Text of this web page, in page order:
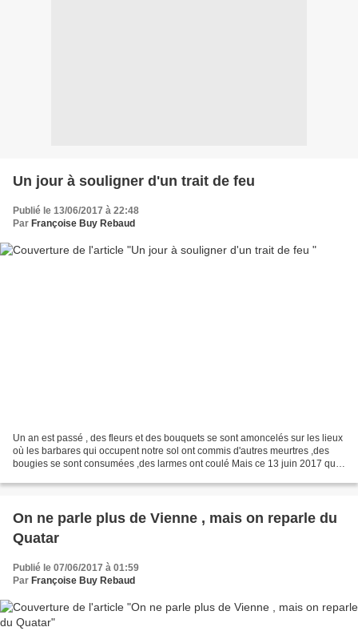
Un jour à souligner d'un trait de feu
Publié le 13/06/2017 à 22:48
Par Françoise Buy Rebaud
Un an est passé , des fleurs et des bouquets se sont amoncelés sur les lieux
où les barbares qui occupent notre sol ont commis d'autres meurtres ,des
bougies se sont consumées ,des larmes ont coulé Mais ce 13 juin 2017 qui
On ne parle plus de Vienne , mais on reparle du
Quatar
Publié le 07/06/2017 à 01:59
Par Françoise Buy Rebaud